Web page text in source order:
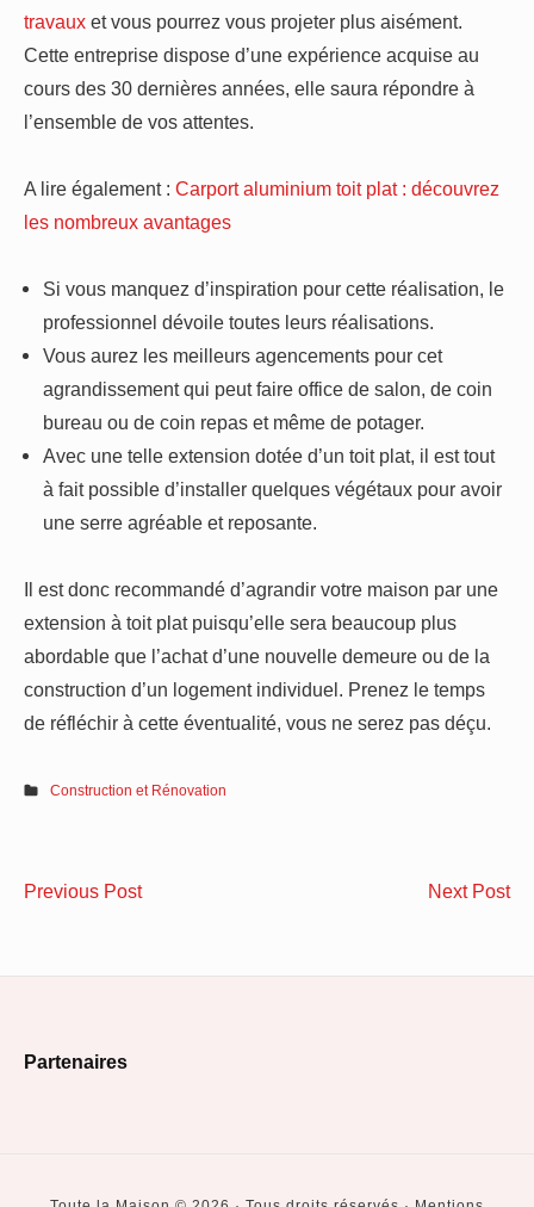
travaux et vous pourrez vous projeter plus aisément.
Cette entreprise dispose d’une expérience acquise au
cours des 30 dernières années, elle saura répondre à
l’ensemble de vos attentes.
A lire également : Carport aluminium toit plat : découvrez
les nombreux avantages
Si vous manquez d’inspiration pour cette réalisation, le
professionnel dévoile toutes leurs réalisations.
Vous aurez les meilleurs agencements pour cet
agrandissement qui peut faire office de salon, de coin
bureau ou de coin repas et même de potager.
Avec une telle extension dotée d’un toit plat, il est tout
à fait possible d’installer quelques végétaux pour avoir
une serre agréable et reposante.
Il est donc recommandé d’agrandir votre maison par une
extension à toit plat puisqu’elle sera beaucoup plus
abordable que l’achat d’une nouvelle demeure ou de la
construction d’un logement individuel. Prenez le temps
de réfléchir à cette éventualité, vous ne serez pas déçu.
Construction et Rénovation
Navigation
Previous PostLa
Next Post
Partenaires